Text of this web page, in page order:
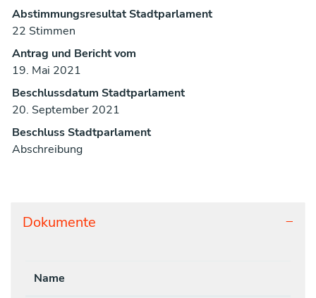
Abstimmungsresultat Stadtparlament
22 Stimmen
Antrag und Bericht vom
19. Mai 2021
Beschlussdatum Stadtparlament
20. September 2021
Beschluss Stadtparlament
Abschreibung
Dokumente
Name